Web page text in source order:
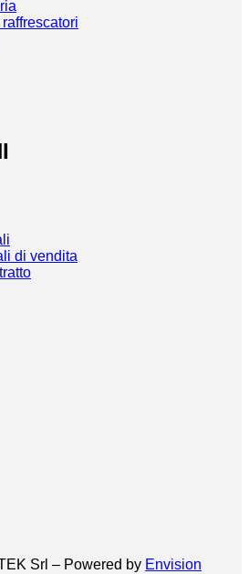
di vendita
Srl – Powered by Envision